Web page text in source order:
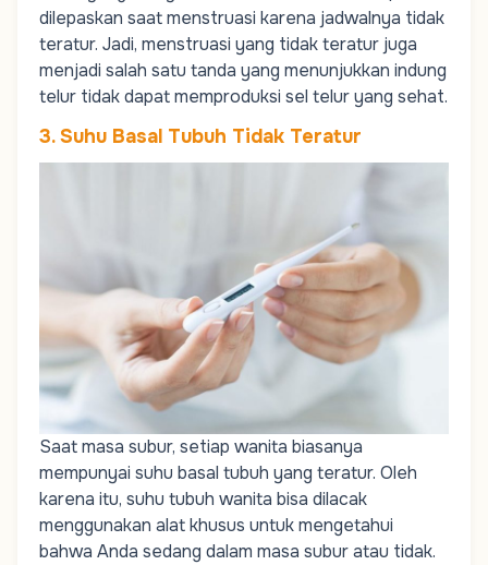
dilepaskan saat menstruasi karena jadwalnya tidak
teratur. Jadi, menstruasi yang tidak teratur juga
menjadi salah satu tanda yang menunjukkan indung
telur tidak dapat memproduksi sel telur yang sehat.
3. Suhu Basal Tubuh Tidak Teratur
Saat masa subur, setiap wanita biasanya
mempunyai suhu basal tubuh yang teratur. Oleh
karena itu, suhu tubuh wanita bisa dilacak
menggunakan alat khusus untuk mengetahui
bahwa Anda sedang dalam masa subur atau tidak.